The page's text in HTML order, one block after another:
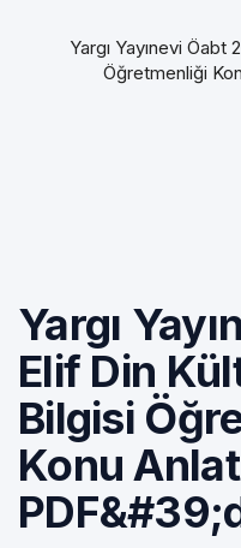
Yargı Yayınevi Öabt
Öğretmenliği
Yargı
Elif Din
Bilgisi
Konu